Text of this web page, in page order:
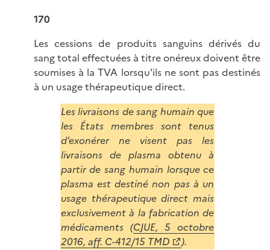
170
Les cessions de produits sanguins dérivés du
sang total effectuées à titre onéreux doivent être
soumises à la TVA lorsqu'ils ne sont pas destinés
à un usage thérapeutique direct.
Les livraisons de sang humain que
les États membres sont tenus
d’exonérer ne visent pas les
livraisons de plasma obtenu à
partir de sang humain lorsque ce
plasma est destiné non pas à un
usage thérapeutique direct mais
exclusivement à la fabrication de
médicaments (CJUE, 5 octobre
2016, aff. C-412/15 TMD
).